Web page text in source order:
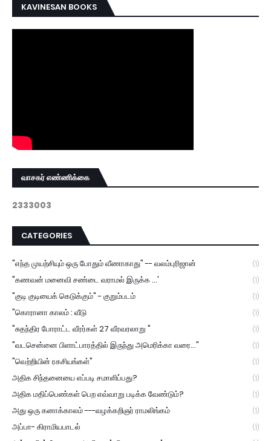
KAVINESAN BOOKS
வாசகர் எண்ணிக்கை
2333003
CATEGORIES
"எந்த முயற்சியும் ஒரு போதும் வீணாகாது" -- வலம்புரிஜான் (1)
"கணவன் மனைவி சண்டை வராமல் இருக்க ...' (1)
"குடி குடியைக் கெடுக்கும்" - குறும்படம் (1)
"கொரானா காலம் : வீடு (1)
"சுதந்திர போராட்ட வீரர்கள் 27 வீரவரலாறு " (1)
"வடசென்னை பிளாட்பாரத்தில் இருந்து அமெரிக்கா வரை..." (1)
"வெற்றியின் ரகசியங்கள்" (1)
அதிக சிந்தனையை எப்படி சமாளிப்பது? (1)
அதிக மதிப்பெண்கள் பெற எவ்வாறு படிக்க வேண்டும்? (1)
அது ஒரு கனாக்காலம் ---வழக்கறிஞர் ராமலிங்கம் (1)
அப்பா- கிராமியபாடல் (1)